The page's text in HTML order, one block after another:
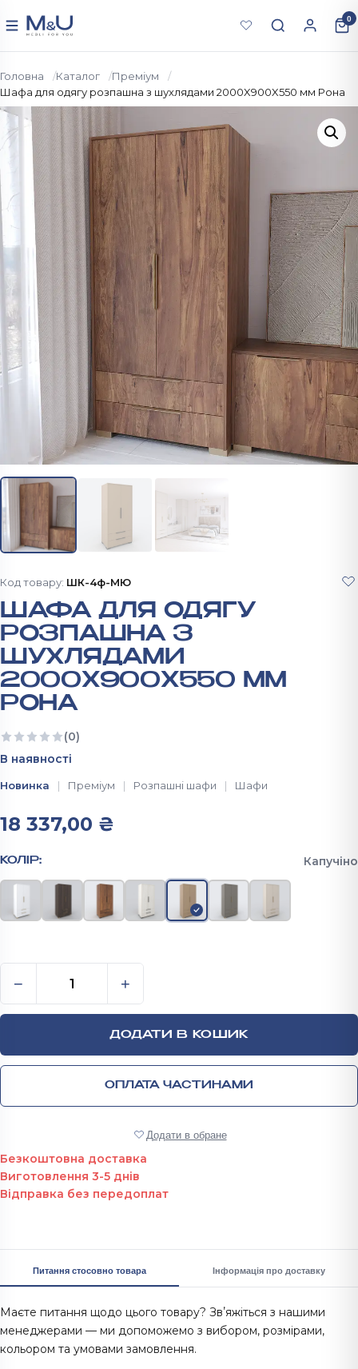
Меню 0
Головна Каталог
Преміум
Шафа для одягу розпашна з шухлядами 2000X900X550 мм Рона
Код товару: ШК-4ф-МЮ
ШАФА ДЛЯ ОДЯГУ
РОЗПАШНА З
ШУХЛЯДАМИ
2000X900X550 ММ
РОНА
(0)
Ще немає відгуків
В наявності
Новинка Преміум Розпашні шафи Шафи
18 337,00 ₴
КОЛІР: Капучіно
− +
ДОДАТИ В КОШИК
ОПЛАТА ЧАСТИНАМИ
Додати в обране
Безкоштовна доставка
Виготовлення 3-5 днів
Відправка без передоплат
Питання стосовно товара Інформація про доставку
Маєте питання щодо цього товару? Звʼяжіться з нашими
менеджерами — ми допоможемо з вибором, розмірами,
кольором та умовами замовлення.